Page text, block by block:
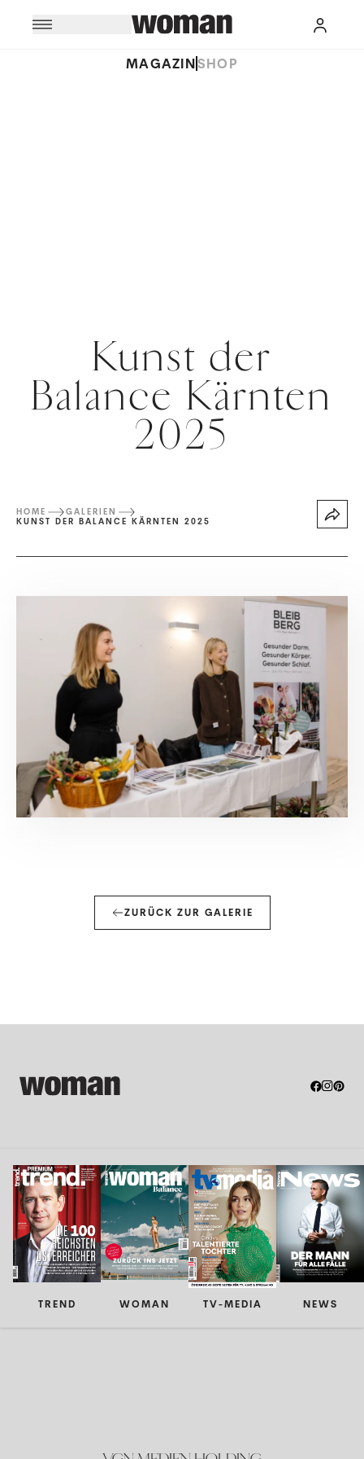
MAGAZINSHOP
Kunst der
Balance Kärnten
2025
HOME
GALERIEN
KUNST DER BALANCE KÄRNTEN 2025
ZURÜCK ZUR GALERIE
TREND WOMAN TV-MEDIA NEWS